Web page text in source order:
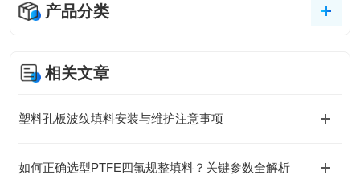
产品分类
相关文章
塑料孔板波纹填料安装与维护注意事项
如何正确选型PTFE四氟规整填料？关键参数全解析